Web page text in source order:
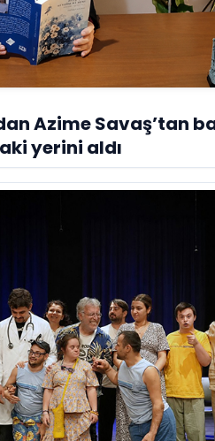
Azime Savaş’tan
yerini aldı